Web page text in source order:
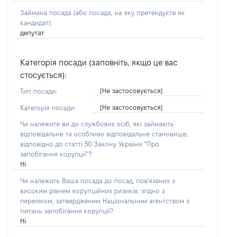
Займана посада (або посада, на яку претендуєте як
кандидат):
депутат
Категорія посади (заповніть, якщо це вас
стосується):
Тип посади: [Не застосовується]
Категорія посади: [Не застосовується]
Чи належите ви до службових осіб, які займають
відповідальне та особливо відповідальне становище,
відповідно до статті 50 Закону України “Про
запобігання корупції”?
Ні
Чи належить Ваша посада до посад, пов'язаних з
високим рівнем корупційних ризиків, згідно з
переліком, затвердженим Національним агентством з
питань запобігання корупції?
Ні